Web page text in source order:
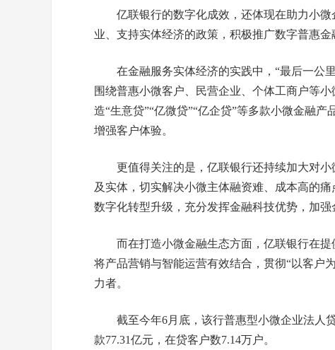
亿联银行的数字化成效，还体现在助力小
业、支持实体经济的政策，积极推广数字普惠
在金融服务实体经济的实践中，“最后一公
围绕普惠小微客户、民营企业、个体工商户等
造“生意贷”“亿微贷”“亿企贷”等多款小微金融
增强客户体验。
更值得关注的是，亿联银行还持续加大对
及实体，切实解决小微主体融资难、成本高的
数字化转型升级，充分发挥金融科技优势，加
而在打造小微金融生态方面，亿联银行在
将产品营销与智能运营有效结合，贯彻“以客户
力者。
截至今年6月底，该行普惠型小微企业法人
款77.31亿元，在贷客户数7.14万户。